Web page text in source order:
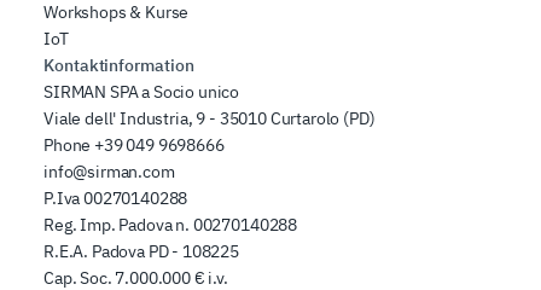
Workshops & Kurse
IoT
Kontaktinformation
SIRMAN SPA a Socio unico
Viale dell' Industria, 9 - 35010 Curtarolo (PD)
Phone +39 049 9698666
info@sirman.com
P.Iva 00270140288
Reg. Imp. Padova n. 00270140288
R.E.A. Padova PD - 108225
Cap. Soc. 7.000.000 € i.v.